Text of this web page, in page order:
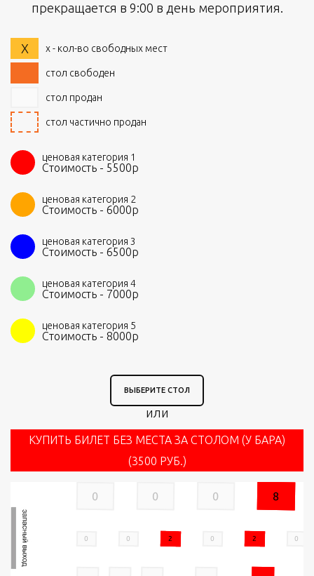
прекращается в 9:00 в день мероприятия.
X x - кол-во свободных мест
стол свободен
стол продан
стол частично продан
ценовая категория 1
Стоимость - 5500р
ценовая категория 2
Стоимость - 6000р
ценовая категория 3
Стоимость - 6500р
ценовая категория 4
Стоимость - 7000р
ценовая категория 5
Стоимость - 8000р
ВЫБЕРИТЕ СТОЛ
или
КУПИТЬ БИЛЕТ БЕЗ МЕСТА ЗА СТОЛОМ (У БАРА)
(3500 РУБ.)
0 0 0 8
0 0 2 0 2 0